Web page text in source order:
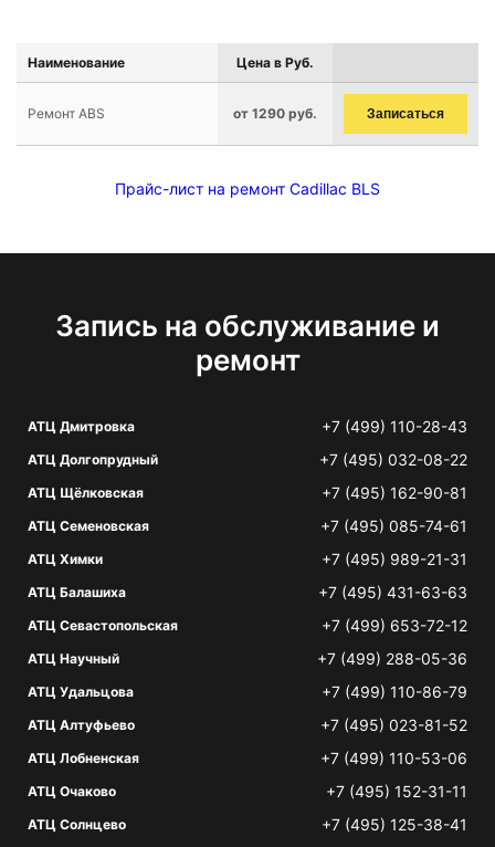
Наименование Цена в Руб.
Ремонт ABS от 1290 руб. Записаться
Прайс-лист на ремонт Cadillac BLS
Запись на обслуживание и
ремонт
АТЦ Дмитровка +7 (499) 110-28-43
АТЦ Долгопрудный +7 (495) 032-08-22
АТЦ Щёлковская +7 (495) 162-90-81
АТЦ Семеновская +7 (495) 085-74-61
АТЦ Химки +7 (495) 989-21-31
АТЦ Балашиха +7 (495) 431-63-63
АТЦ Севастопольская +7 (499) 653-72-12
АТЦ Научный +7 (499) 288-05-36
АТЦ Удальцова +7 (499) 110-86-79
АТЦ Алтуфьево +7 (495) 023-81-52
АТЦ Лобненская +7 (499) 110-53-06
АТЦ Очаково +7 (495) 152-31-11
АТЦ Солнцево +7 (495) 125-38-41